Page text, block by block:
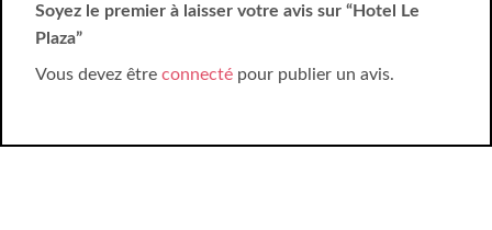
Soyez le premier à laisser votre avis sur “Hotel Le
Plaza”
Vous devez être connecté pour publier un avis.